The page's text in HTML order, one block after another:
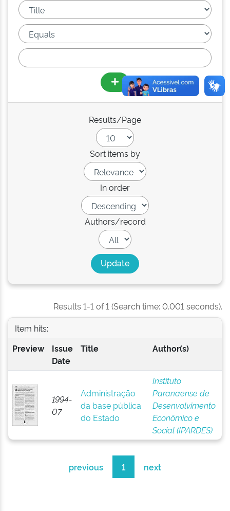
Results/Page
Sort items by
In order
Authors/record
Results 1-1 of 1 (Search time: 0.001 seconds).
Item hits:
Preview
Issue
Date
Title Author(s)
1994-
07
Administração
da base pública
do Estado
Instituto
Paranaense de
Desenvolvimento
Econômico e
Social (IPARDES)
previous 1 next